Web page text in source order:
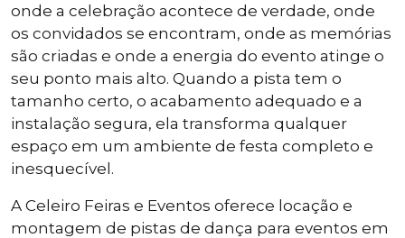
onde a celebração acontece de verdade, onde
os convidados se encontram, onde as memórias
são criadas e onde a energia do evento atinge o
seu ponto mais alto. Quando a pista tem o
tamanho certo, o acabamento adequado e a
instalação segura, ela transforma qualquer
espaço em um ambiente de festa completo e
inesquecível.
A Celeiro Feiras e Eventos oferece locação e
montagem de pistas de dança para eventos em